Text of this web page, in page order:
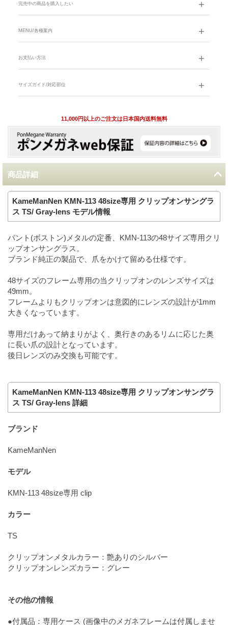
完売中の商品を購入したい
MENU/各種案内
お支払い方法
サイズガイド/対応部位
11,000円以上のご注文は日本国内送料無料
商品詳細
KameManNen KMN-113 48size専用 クリップオンサングラ
ス TS/ Gray-lens モデル情報
パント(ボストン)メタルの定番、KMN-113の48サイズ専用クリ
ップオンサングラス。
ブランド純正の製品で、爪をかけて留める仕様です。
48サイズのフレーム専用の当クリップオンのレンズサイズは
49mm。
フレームよりもクリップオンは意図的にレンズの設計が1mm
大きくなっています。
専用だけあって納まりがよく、奥行きのあるリムに応じた奥
に長い爪の設計となっています。
後日レンズのみ交換も可能です。
KameManNen KMN-113 48size専用 クリップオンサングラ
ス TS/ Gray-lens 詳細
ブランド
KameManNen
モデル
KMN-113 48size専用 clip
カラー
TS
クリップオンメタルカラー：艶ありのシルバー
クリップオンレンズカラー：グレー
その他の情報
●付属品：専用ケース (画像中のメガネフレームは付属しませ